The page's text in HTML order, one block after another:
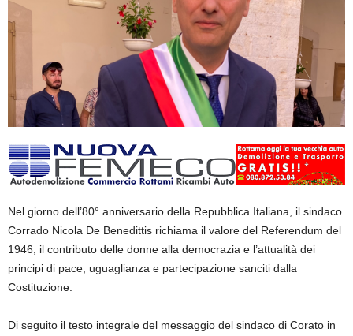
Nel giorno dell’80° anniversario della Repubblica Italiana, il sindaco
Corrado Nicola De Benedittis richiama il valore del Referendum del
1946, il contributo delle donne alla democrazia e l’attualità dei
principi di pace, uguaglianza e partecipazione sanciti dalla
Costituzione.
Di seguito il testo integrale del messaggio del sindaco di Corato in